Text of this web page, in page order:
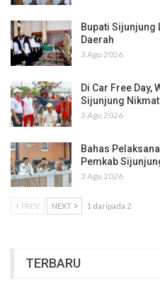
Bupati Sijunjung
Daerah
3 Agu 2026
Di Car Free Day,
Sijunjung
3 Agu 2026
Bahas
Pemkab
3 Agu 2026
PREV NEXT 1 daripada 2
TERBARU